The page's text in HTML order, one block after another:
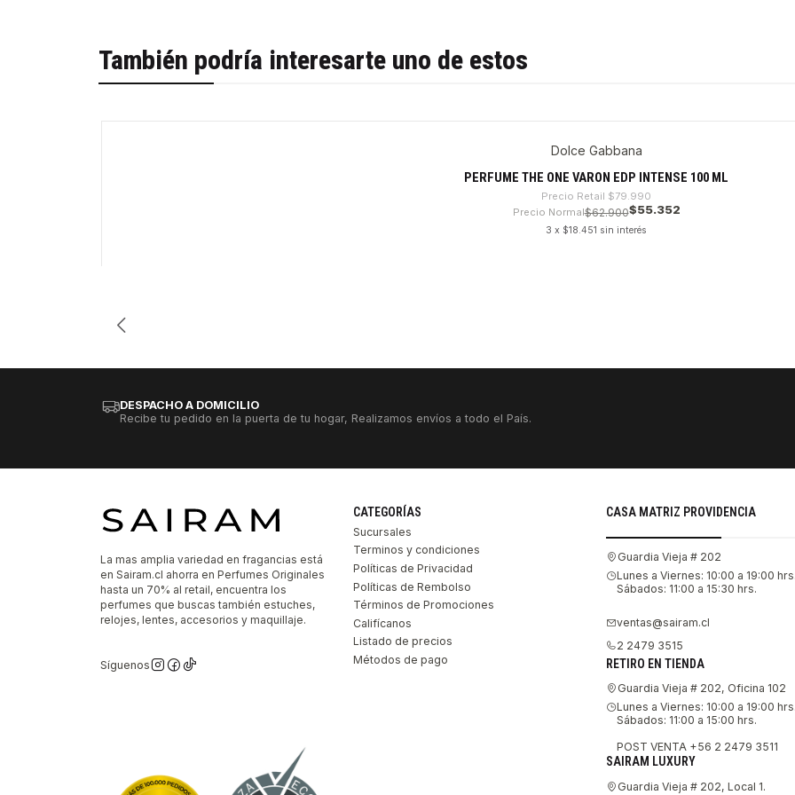
También podría interesarte uno de estos
Dolce Gabbana
PERFUME THE ONE VARON EDP INTENSE 100 ML
Precio Retail $79.990
Precio Normal$62.900$55.352
3 x $18.451 sin interés
DESPACHO A DOMICILIO
Recibe tu pedido en la puerta de tu hogar, Realizamos envíos a todo el País.
La mas amplia variedad en fragancias está
en Sairam.cl ahorra en Perfumes Originales
hasta un 70% al retail, encuentra los
perfumes que buscas también estuches,
relojes, lentes, accesorios y maquillaje.
Síguenos
CATEGORÍAS
Sucursales
Terminos y condiciones
Políticas de Privacidad
Políticas de Rembolso
Términos de Promociones
Califícanos
Listado de precios
Métodos de pago
CASA MATRIZ PROVIDENCIA
Guardia Vieja # 202
Lunes a Viernes: 10:00 a 19:00 hrs.
Sábados: 11:00 a 15:30 hrs.
ventas@sairam.cl
2 2479 3515
RETIRO EN TIENDA
Guardia Vieja # 202, Oficina 102
Lunes a Viernes: 10:00 a 19:00 hrs.
Sábados: 11:00 a 15:00 hrs.
POST VENTA +56 2 2479 3511
SAIRAM LUXURY
Guardia Vieja # 202, Local 1.